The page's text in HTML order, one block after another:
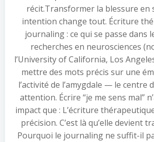
récit.Transformer la blessure en
intention change tout. Écriture
journaling : ce qui se passe dans
recherches en neurosciences
l’University of California, Los
mettre des mots précis sur une
l’activité de l’amygdale — le centre
attention. Écrire “je me sens mal”
impact que : L’écriture
précision. C’est là qu’elle devient
Pourquoi le journaling ne suffit-il